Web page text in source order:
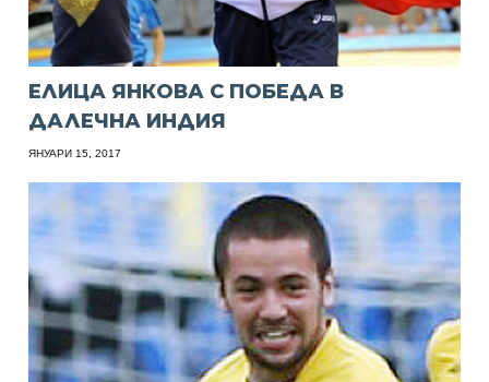
ЕЛИЦА ЯНКОВА С ПОБЕДА В
ДАЛЕЧНА ИНДИЯ
ЯНУАРИ 15, 2017